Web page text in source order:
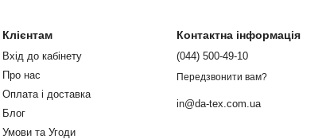
Клієнтам
Вхід до кабінету
Про нас
Оплата і доставка
Блог
Умови та Угоди
Контактна інформація
(044) 500-49-10
Передзвонити вам?
in@da-tex.com.ua